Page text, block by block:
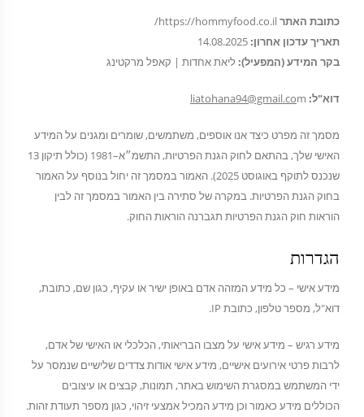
כתובת האתר
תאריך עדכון אחרון:
בקר המידע (המפעיל): ליאת אחדות | קאפל מרקטינג
דוא"ל: liatohana94@gmail.com
מסמך זה מפרט כיצד אנו אוספים, משתמשים, שומרים ומגנים על המידע
האישי שלך, בהתאם לחוק הגנת הפרטיות, התשמ״א–1981 (כולל תיקון 13
שנכנס לתוקף באוגוסט 2025). האמור במסמך זה יחול בנוסף על האמור
בחוק הגנת הפרטיות. במקרה של סתירה בין האמור במסמך זה לבין
הוראות חוק הגנת הפרטיות תגברנה הוראות החוק.
הגדרות
מידע אישי – כל מידע המזהה אדם באופן ישיר או עקיף, כגון שם, כתובת,
דוא"ל, מספר טלפון, כתובת IP.
מידע רגיש – מידע אישי על מצבו הבריאותי, הכלכלי או האישי של אדם,
לרבות פרטי אירועים אישיים, מידע אישי אודות צדדים שלישיים שנמסר על
ידי המשתמש במסגרת השימוש באתר, תמונות, קבצים או עיצובים
הכוללים מידע כאמור וכן מידע המכיל אמצעי זיהוי, כגון מספר תעודת זהות.